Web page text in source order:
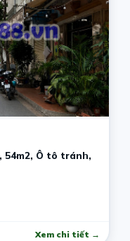
54m2, Ô tô tránh,
Xem chi tiết →